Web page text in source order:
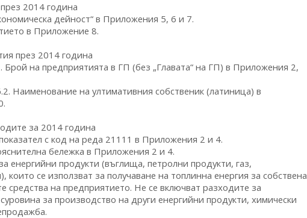
2014 година
дейност“ в Приложения 5, 6 и 7.
в Приложение 8.
през 2014 година
Брой на предприятията в ГП (без „Главата“ на ГП) в Приложения 2,
Наименование на ултимативния собственик (латиница) в
за 2014 година
с код на реда 21111 в Приложения 2 и 4.
бележка в Приложения 2 и 4.
енергийни продукти (въглища, петролни продукти, газ,
които се използват за получаване на топлинна енергия за собствена
средства на предприятието. Не се включват разходите за
за производство на други енергийни продукти, химически